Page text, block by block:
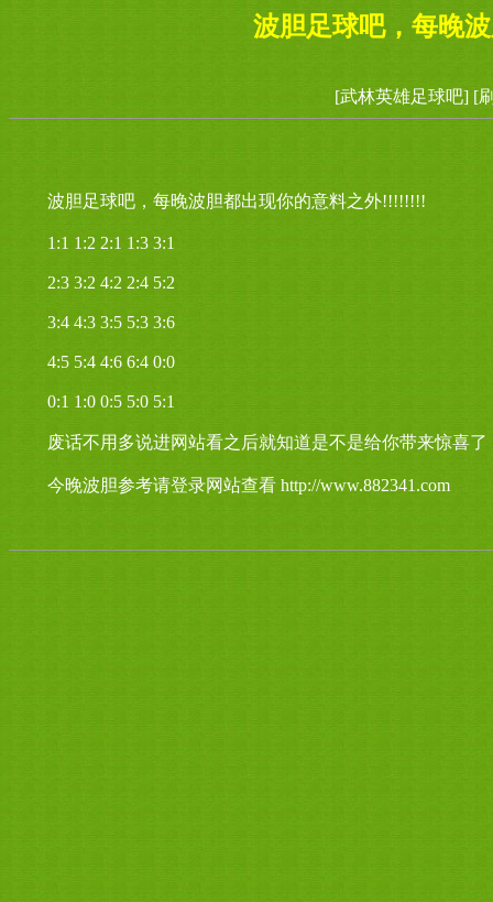
波胆足球吧，每晚
[武林英雄足球吧] [
波胆足球吧，每晚波胆都出现你的意料之外!!!!!!!!
1:1 1:2 2:1 1:3 3:1
2:3 3:2 4:2 2:4 5:2
3:4 4:3 3:5 5:3 3:6
4:5 5:4 4:6 6:4 0:0
0:1 1:0 0:5 5:0 5:1
废话不用多说进网站看之后就知道是不是给你带来惊喜了
今晚波胆参考请登录网站查看 http://www.882341.com